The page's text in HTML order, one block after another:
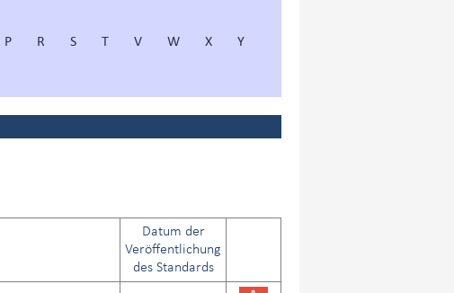
P R S T V W X
Y
Datum der
Veröffentlichung
des Standards